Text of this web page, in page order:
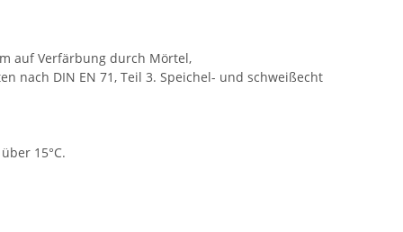
auf Verfärbung durch Mörtel,
nach DIN EN 71, Teil 3. Speichel- und schweißecht
15°C.